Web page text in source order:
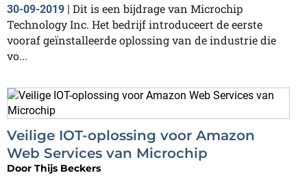
30-09-2019 | Dit is een bijdrage van Microchip
Technology Inc. Het bedrijf introduceert de eerste
vooraf geïnstalleerde oplossing van de industrie die
vo...
Veilige IOT-oplossing voor Amazon
Web Services van Microchip
Door Thijs Beckers